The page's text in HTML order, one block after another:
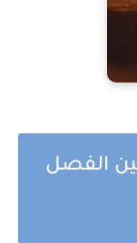
الفصل